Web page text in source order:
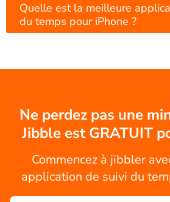
Quelle est la meilleure
du temps pour iPhone ?
Ne perdez pas une
Jibble est GRATUIT
Commencez à jibbler
application de suivi du